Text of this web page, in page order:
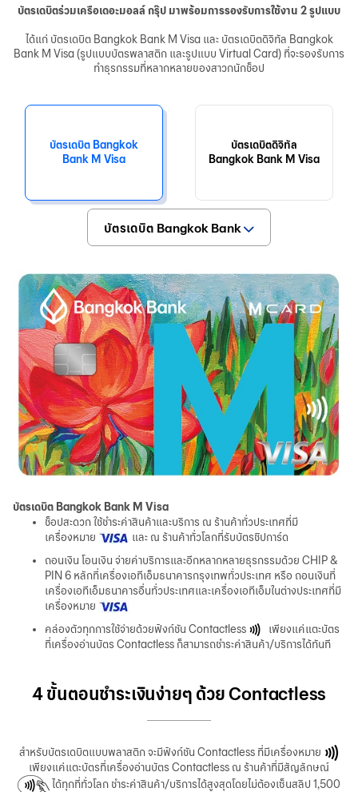
บัตรเดบิตร่วมเครือเดอะมอลล์ กรุ๊ป มาพร้อมการรองรับการใช้งาน 2 รูปแบบ
ได้แก่ บัตรเดบิต Bangkok Bank M Visa และ บัตรเดบิตดิจิทัล Bangkok
Bank M Visa (รูปแบบบัตรพลาสติก และรูปแบบ Virtual Card) ที่จะรองรับการ
ทำธุรกรรมที่หลากหลายของสาวกนักช็อป
บัตรเดบิต Bangkok
Bank M Visa
บัตรเดบิตดิจิทัล
Bangkok Bank M Visa
บัตรเดบิต Bangkok Bank M Visa
ช็อปสะดวก ใช้ชำระค่าสินค้าและบริการ ณ ร้านค้าทั่วประเทศที่มี
เครื่องหมาย
และ ณ ร้านค้าทั่วโลกที่รับบัตรชิปการ์ด
ถอนเงิน โอนเงิน จ่ายค่าบริการและอีกหลากหลายธุรกรรมด้วย CHIP &
PIN 6 หลักที่เครื่องเอทีเอ็มธนาคารกรุงเทพทั่วประเทศ หรือ ถอนเงินที่
เครื่องเอทีเอ็มธนาคารอื่นทั่วประเทศและเครื่องเอทีเอ็มในต่างประเทศที่มี
เครื่องหมาย
คล่องตัวทุกการใช้จ่ายด้วยฟังก์ชัน Contactless
เพียงแค่แตะบัตร
ที่เครื่องอ่านบัตร Contactless ก็สามารถชำระค่าสินค้า/บริการได้ทันที
4 ขั้นตอนชำระเงินง่ายๆ ด้วย Contactless
สำหรับบัตรเดบิตแบบพลาสติก จะมีฟังก์ชัน Contactless ที่มีเครื่องหมาย
เพียงแค่แตะบัตรที่เครื่องอ่านบัตร Contactless ณ ร้านค้าที่มีสัญลักษณ์
ได้ทุกที่ทั่วโลก ชำระค่าสินค้า/บริการได้สูงสุดโดยไม่ต้องเซ็นสลิป 1,500